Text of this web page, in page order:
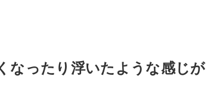
なったり浮いたような感じが